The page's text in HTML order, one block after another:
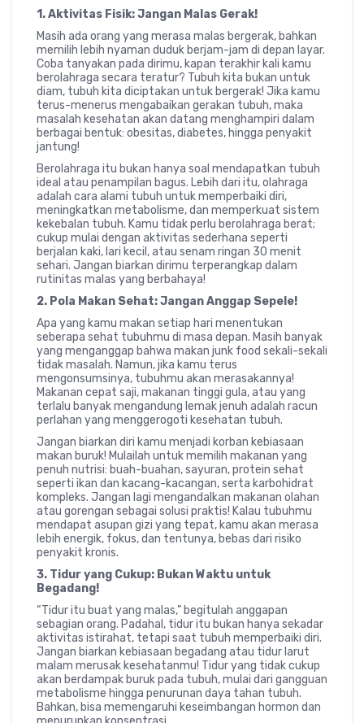
1. Aktivitas Fisik: Jangan Malas Gerak!
Masih ada orang yang merasa malas bergerak, bahkan
memilih lebih nyaman duduk berjam-jam di depan layar.
Coba tanyakan pada dirimu, kapan terakhir kali kamu
berolahraga secara teratur? Tubuh kita bukan untuk
diam, tubuh kita diciptakan untuk bergerak! Jika kamu
terus-menerus mengabaikan gerakan tubuh, maka
masalah kesehatan akan datang menghampiri dalam
berbagai bentuk: obesitas, diabetes, hingga penyakit
jantung!
Berolahraga itu bukan hanya soal mendapatkan tubuh
ideal atau penampilan bagus. Lebih dari itu, olahraga
adalah cara alami tubuh untuk memperbaiki diri,
meningkatkan metabolisme, dan memperkuat sistem
kekebalan tubuh. Kamu tidak perlu berolahraga berat;
cukup mulai dengan aktivitas sederhana seperti
berjalan kaki, lari kecil, atau senam ringan 30 menit
sehari. Jangan biarkan dirimu terperangkap dalam
rutinitas malas yang berbahaya!
2. Pola Makan Sehat: Jangan Anggap Sepele!
Apa yang kamu makan setiap hari menentukan
seberapa sehat tubuhmu di masa depan. Masih banyak
yang menganggap bahwa makan junk food sekali-sekali
tidak masalah. Namun, jika kamu terus
mengonsumsinya, tubuhmu akan merasakannya!
Makanan cepat saji, makanan tinggi gula, atau yang
terlalu banyak mengandung lemak jenuh adalah racun
perlahan yang menggerogoti kesehatan tubuh.
Jangan biarkan diri kamu menjadi korban kebiasaan
makan buruk! Mulailah untuk memilih makanan yang
penuh nutrisi: buah-buahan, sayuran, protein sehat
seperti ikan dan kacang-kacangan, serta karbohidrat
kompleks. Jangan lagi mengandalkan makanan olahan
atau gorengan sebagai solusi praktis! Kalau tubuhmu
mendapat asupan gizi yang tepat, kamu akan merasa
lebih energik, fokus, dan tentunya, bebas dari risiko
penyakit kronis.
3. Tidur yang Cukup: Bukan Waktu untuk
Begadang!
“Tidur itu buat yang malas,” begitulah anggapan
sebagian orang. Padahal, tidur itu bukan hanya sekadar
aktivitas istirahat, tetapi saat tubuh memperbaiki diri.
Jangan biarkan kebiasaan begadang atau tidur larut
malam merusak kesehatanmu! Tidur yang tidak cukup
akan berdampak buruk pada tubuh, mulai dari gangguan
metabolisme hingga penurunan daya tahan tubuh.
Bahkan, bisa memengaruhi keseimbangan hormon dan